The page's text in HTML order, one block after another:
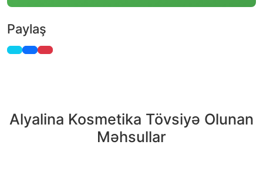
Paylaş
Alyalina Kosmetika Tövsiyə Olunan
Məhsullar